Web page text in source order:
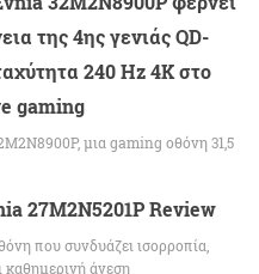
της 4ης γενιάς QD-
240 Hz 4K στο
gaming
μια gaming οθόνη 31,5
27M2N5201P Review
που συνδυάζει ισορροπία,
άνεση